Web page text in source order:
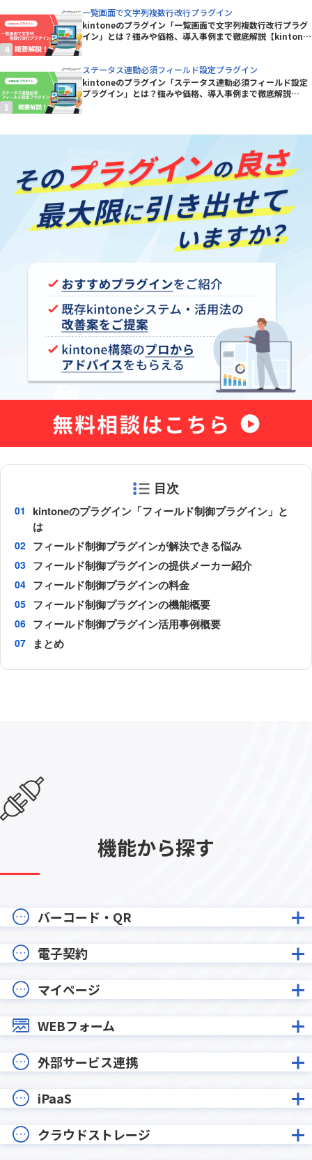
一覧画面で文字列複数行改行プラグイン
kintoneのプラグイン「一覧画面で文字列複数行改行プラグ
イン」とは？強みや価格、導入事例まで徹底解説【kintone
ステータス連動必須フィールド設定プラグイン
kintoneのプラグイン「ステータス連動必須フィールド設定
プラグイン」とは？強みや価格、導入事例まで徹底解説
目次
kintoneのプラグイン「フィールド制御プラグイン」と
は
フィールド制御プラグインが解決できる悩み
フィールド制御プラグインの提供メーカー紹介
フィールド制御プラグインの料金
フィールド制御プラグインの機能概要
フィールド制御プラグイン活用事例概要
まとめ
機能から探す
バーコード・QR
電子契約
マイページ
WEBフォーム
外部サービス連携
iPaaS
クラウドストレージ